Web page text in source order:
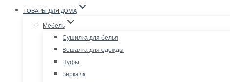
ТОВАРЫ ДЛЯ ДОМА
Мебель
Сушилка для белья
Вешалка для одежды
Пуфы
Зеркала